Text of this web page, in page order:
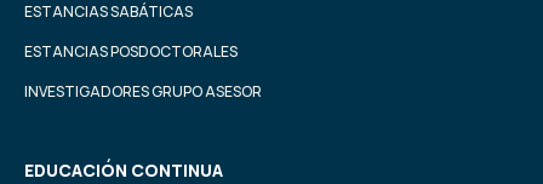
ESTANCIAS SABÁTICAS
ESTANCIAS POSDOCTORALES
INVESTIGADORES GRUPO ASESOR
EDUCACIÓN CONTINUA